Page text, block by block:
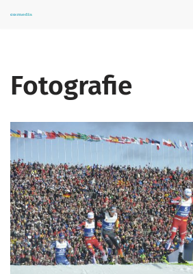
Fotografie